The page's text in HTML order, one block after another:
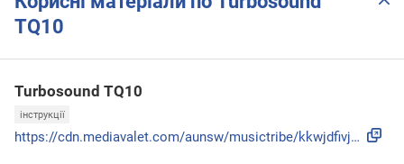
TQ10
Turbosound TQ10
інструкції
https://cdn.mediavalet.com/aunsw/musictribe/kkwjdfivjk-X8Dj...